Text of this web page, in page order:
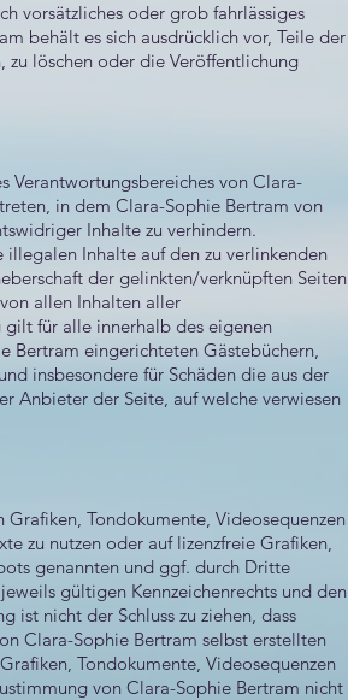
vorsätzliches oder grob fahrlässiges
behält es sich ausdrücklich vor, Teile der
zu löschen oder die Veröffentlichung
Verantwortungsbereiches von Clara-
in dem Clara-Sophie Bertram von
Inhalte zu verhindern.
Inhalte auf den zu verlinkenden
der gelinkten/verknüpften Seiten
allen Inhalten aller
gilt für alle innerhalb des eigenen
Bertram eingerichteten Gästebüchern,
insbesondere für Schäden die aus der
Anbieter der Seite, auf welche verwiesen
Tondokumente, Videosequenzen
zu nutzen oder auf lizenzfreie Grafiken,
genannten und ggf. durch Dritte
gültigen Kennzeichenrechts und den
nicht der Schluss zu ziehen, dass
Clara-Sophie Bertram selbst erstellten
Tondokumente, Videosequenzen
von Clara-Sophie Bertram nicht